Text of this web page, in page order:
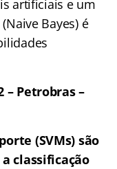
artificiais e um
Bayes) é
– Petrobras –
(SVMs) são
classificação